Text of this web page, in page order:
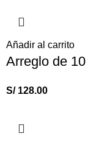
Añadir al carrito
Arreglo de
S/128.00